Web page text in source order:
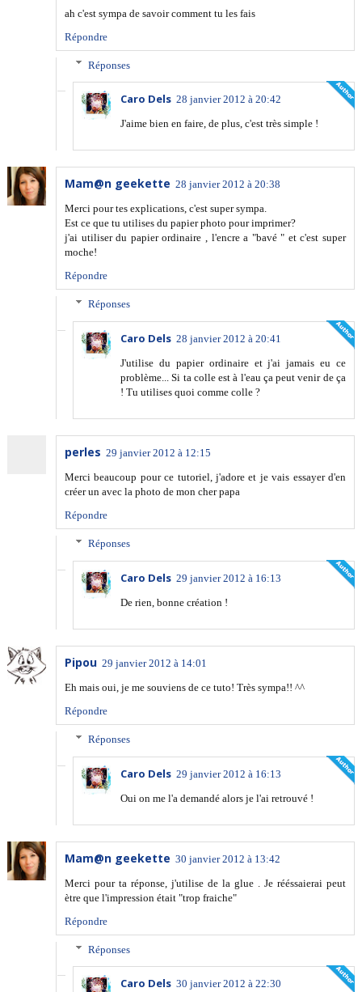
ah c'est sympa de savoir comment tu les fais
Répondre
Réponses
Caro Dels 28 janvier 2012 à 20:42
J'aime bien en faire, de plus, c'est très simple !
Mam@n geekette 28 janvier 2012 à 20:38
Merci pour tes explications, c'est super sympa.
Est ce que tu utilises du papier photo pour imprimer?
j'ai utiliser du papier ordinaire , l'encre a "bavé " et c'est super
moche!
Répondre
Réponses
Caro Dels 28 janvier 2012 à 20:41
J'utilise du papier ordinaire et j'ai jamais eu ce
problème... Si ta colle est à l'eau ça peut venir de ça
! Tu utilises quoi comme colle ?
perles 29 janvier 2012 à 12:15
Merci beaucoup pour ce tutoriel, j'adore et je vais essayer d'en
créer un avec la photo de mon cher papa
Répondre
Réponses
Caro Dels 29 janvier 2012 à 16:13
De rien, bonne création !
Pipou 29 janvier 2012 à 14:01
Eh mais oui, je me souviens de ce tuto! Très sympa!! ^^
Répondre
Réponses
Caro Dels 29 janvier 2012 à 16:13
Oui on me l'a demandé alors je l'ai retrouvé !
Mam@n geekette 30 janvier 2012 à 13:42
Merci pour ta réponse, j'utilise de la glue . Je rééssaierai peut
ètre que l'impression était "trop fraiche"
Répondre
Réponses
Caro Dels 30 janvier 2012 à 22:30